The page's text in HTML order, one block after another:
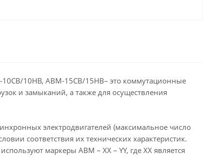
10НВ, АВМ-15СВ/15НВ– это коммутационные
и замыканий, а также для осуществления
электродвигателей (максимальное число
соответствия их технических характеристик.
маркеры АВМ – ХХ – YY, где ХХ является